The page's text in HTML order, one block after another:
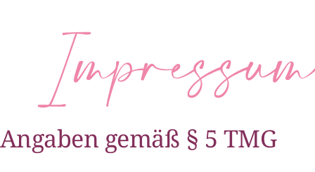
Impressum
Angaben gemäß § 5 TMG